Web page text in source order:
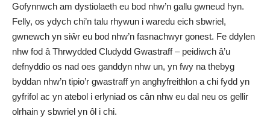
Gofynnwch am dystiolaeth eu bod nhw’n gallu gwneud hyn.
Felly, os ydych chi’n talu rhywun i waredu eich sbwriel,
gwnewch yn siŵr eu bod nhw’n fasnachwyr gonest. Fe ddylen
nhw fod â Thrwydded Cludydd Gwastraff – peidiwch â’u
defnyddio os nad oes ganddyn nhw un, yn fwy na thebyg
byddan nhw’n tipio’r gwastraff yn anghyfreithlon a chi fydd yn
gyfrifol ac yn atebol i erlyniad os cân nhw eu dal neu os gellir
olrhain y sbwriel yn ôl i chi.